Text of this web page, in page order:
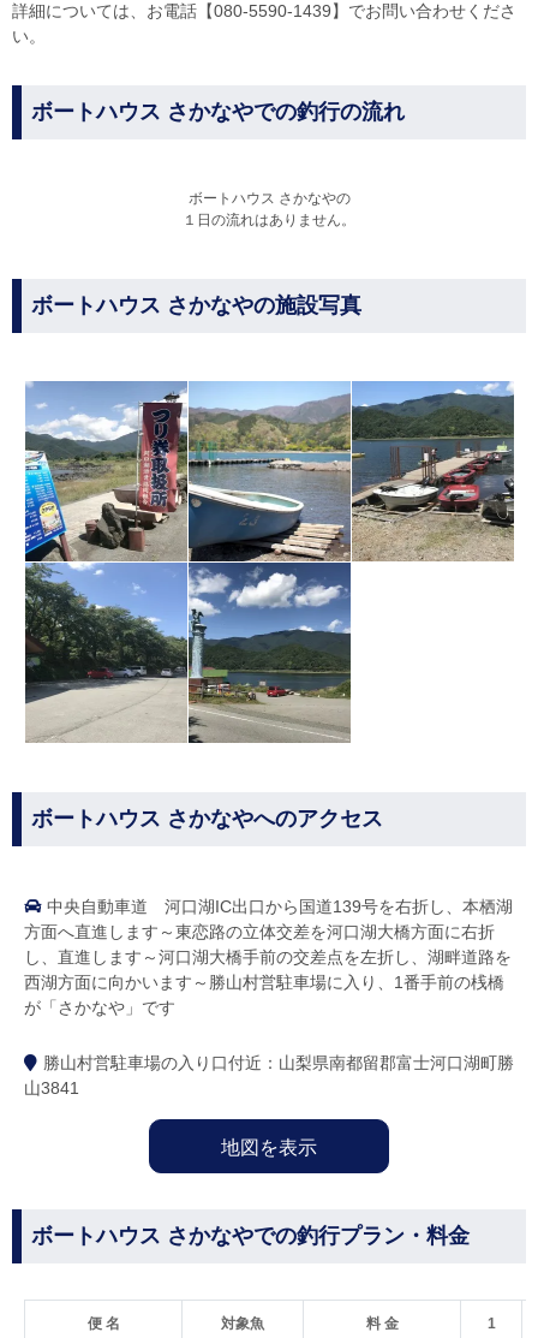
詳細については、お電話【080-5590-1439】でお問い合わせくださ
い。
ボートハウス さかなやでの釣行の流れ
ボートハウス さかなやの
１日の流れはありません。
ボートハウス さかなやの施設写真
ボートハウス さかなやへのアクセス
中央自動車道 河口湖IC出口から国道139号を右折し、本栖湖
方面へ直進します～東恋路の立体交差を河口湖大橋方面に右折
し、直進します～河口湖大橋手前の交差点を左折し、湖畔道路を
西湖方面に向かいます～勝山村営駐車場に入り、1番手前の桟橋
が「さかなや」です
勝山村営駐車場の入り口付近：山梨県南都留郡富士河口湖町勝
山3841
地図を表示
ボートハウス さかなやでの釣行プラン・料金
便 名 対象魚 料 金 1